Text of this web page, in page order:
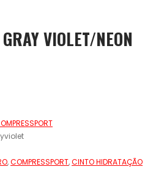
VIOLET/NEON
,COMPRESSPORT,CINTO HIDRATAÇÃO